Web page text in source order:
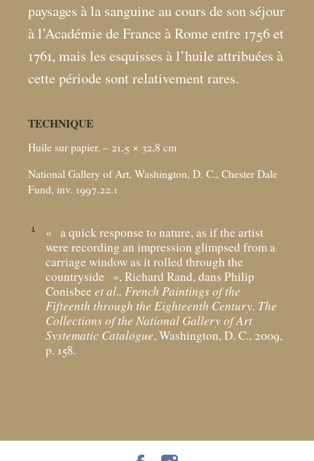
paysages à la sanguine au cours de son séjour
à l’Académie de France à Rome entre 1756 et
1761, mais les esquisses à l’huile attribuées à
cette période sont relativement rares.
TECHNIQUE
Huile sur papier. – 21,5 × 32,8 cm
National Gallery of Art, Washington, D. C., Chester Dale
Fund, inv. 1997.22.1
1 « a quick response to nature, as if the artist
were recording an impression glimpsed from a
carriage window as it rolled through the
countryside
», Richard Rand, dans Philip
Conisbee et al., French Paintings of the
Fifteenth through the Eighteenth Century. The
Collections of the National Gallery of Art
Systematic Catalogue, Washington, D. C., 2009,
p. 158.